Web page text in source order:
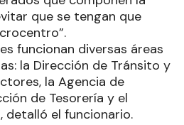
Jorge Jofré, este centro
distintos servicios para
y vecinas de los
que componen la
que se tengan que
funcionan diversas áreas
la Dirección de Tránsito y